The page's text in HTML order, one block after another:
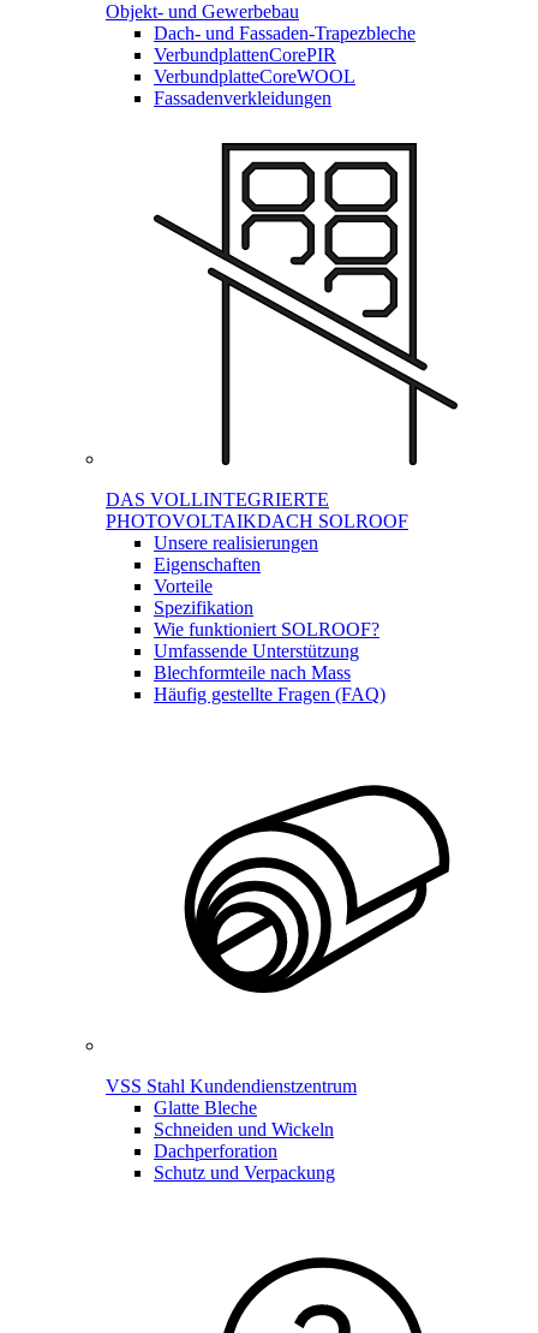
Objekt- und Gewerbebau
Dach- und Fassaden-Trapezbleche
VerbundplattenCorePIR
VerbundplatteCoreWOOL
Fassadenverkleidungen
DAS VOLLINTEGRIERTE
PHOTOVOLTAIKDACH SOLROOF
Unsere realisierungen
Eigenschaften
Vorteile
Spezifikation
Wie funktioniert SOLROOF?
Umfassende Unterstützung
Blechformteile nach Mass
Häufig gestellte Fragen (FAQ)
VSS Stahl Kundendienstzentrum
Glatte Bleche
Schneiden und Wickeln
Dachperforation
Schutz und Verpackung